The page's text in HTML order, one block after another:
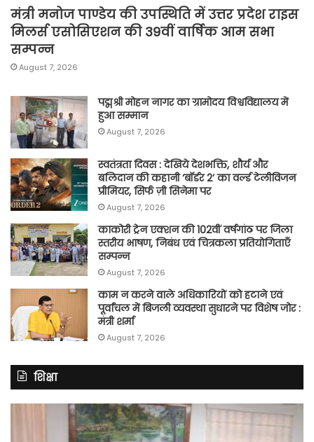
मंत्री मनोज पाण्डेय की उपस्थिति में उत्तर प्रदेश राइस
मिलर्स एसोसिएशन की 39वीं वार्षिक आम सभा
सम्पन्न
August 7, 2026
पद्मश्री मोहन नागर का ग्रामोदय विश्वविद्यालय में
हुआ सम्मान
August 7, 2026
स्वतंत्रता दिवस : देखिये देशभक्ति, शौर्य और
बलिदान की कहानी ‘बॉर्डर 2’ का वर्ल्ड टेलीविजन
प्रीमियर, सिर्फ ज़ी सिनेमा पर
August 7, 2026
काकोरी ट्रेन एक्शन की 102वीं वर्षगांठ पर जिला
स्तरीय भाषण, निबंध एवं चित्रकला प्रतियोगिताएँ
सम्पन्न
August 7, 2026
काम न करने वाले अधिकारियों को हटाने एवं
पूर्वांचल में बिजली व्यवस्था सुधारने पर विशेष जोर :
मंत्री शर्मा
August 7, 2026
शिक्षा